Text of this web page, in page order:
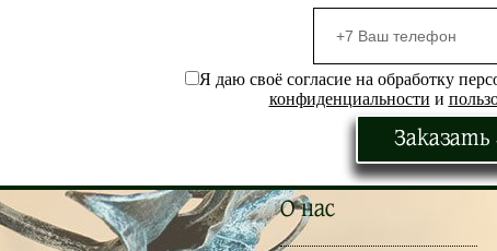
Я даю своё согласие на обработку
конфиденциальности и
Заказать
О нас